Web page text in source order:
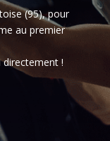
(95), pour
au premier
!